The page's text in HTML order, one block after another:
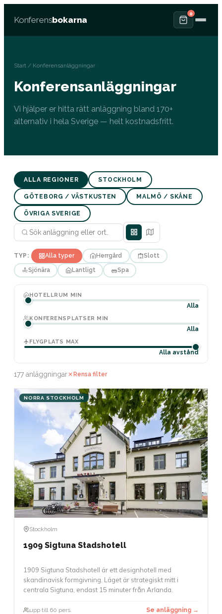
Konferensbokarna
0
Start / Konferensanläggningar
Konferensanläggningar
Vi hjälper er hitta rätt anläggning bland 170+
alternativ i hela Sverige — helt kostnadsfritt.
ALLA REGIONER STOCKHOLM
GÖTEBORG / VÄSTKUSTEN MALMÖ / SKÅNE
ÖVRIGA SVERIGE
TYP: Alla typer Herrgård Slott
Sjönära Lantligt Spa
HOTELLRUM MIN
Alla
KONFERENSPLATSER MIN
Alla
FLYGPLATS MAX
Alla avstånd
177 anläggningar Rensa filter
NORRA STOCKHOLM
Stockholm
1909 Sigtuna Stadshotell
1909 Sigtuna Stadshotell är ett designhotell med
skandinavisk formgivning. Läget är strategiskt mitt i
centrala Sigtuna, endast 15 minuter från Arlanda.
upp till 60 pers. Se anläggning →